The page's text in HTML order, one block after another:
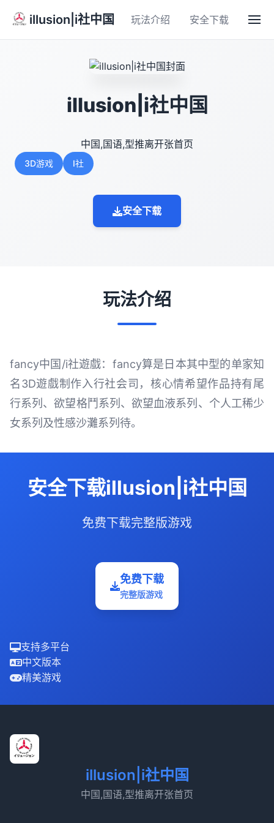
illusion|i社中国 玩法介绍 安全下载
illusion|i社中国
中国,国语,型推离开张首页
3D游戏 I社
安全下载
玩法介绍
fancy中国/i社遊戲：fancy算是日本其中型的单家知
名3D遊戲制作入行社会司，核心情希望作品持有尾
行系列、欲望格鬥系列、欲望血液系列、个人工稀少
女系列及性感沙灘系列待。
安全下载illusion|i社中国
免费下载完整版游戏
免费下载
完整版游戏
支持多平台
中文版本
精美游戏
illusion|i社中国
中国,国语,型推离开张首页